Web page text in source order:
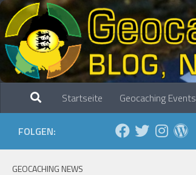
Zum Inhalt springen
Startseite Geocaching Events
FOLGEN:
GEOCACHING NEWS